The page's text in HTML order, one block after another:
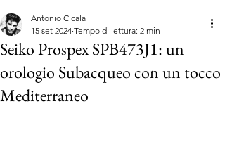
Seiko Prospex SPB473J1: un
orologio Subacqueo con un tocco
Mediterraneo
Antonio Cicala
15 set 2024 Tempo di lettura: 2 min